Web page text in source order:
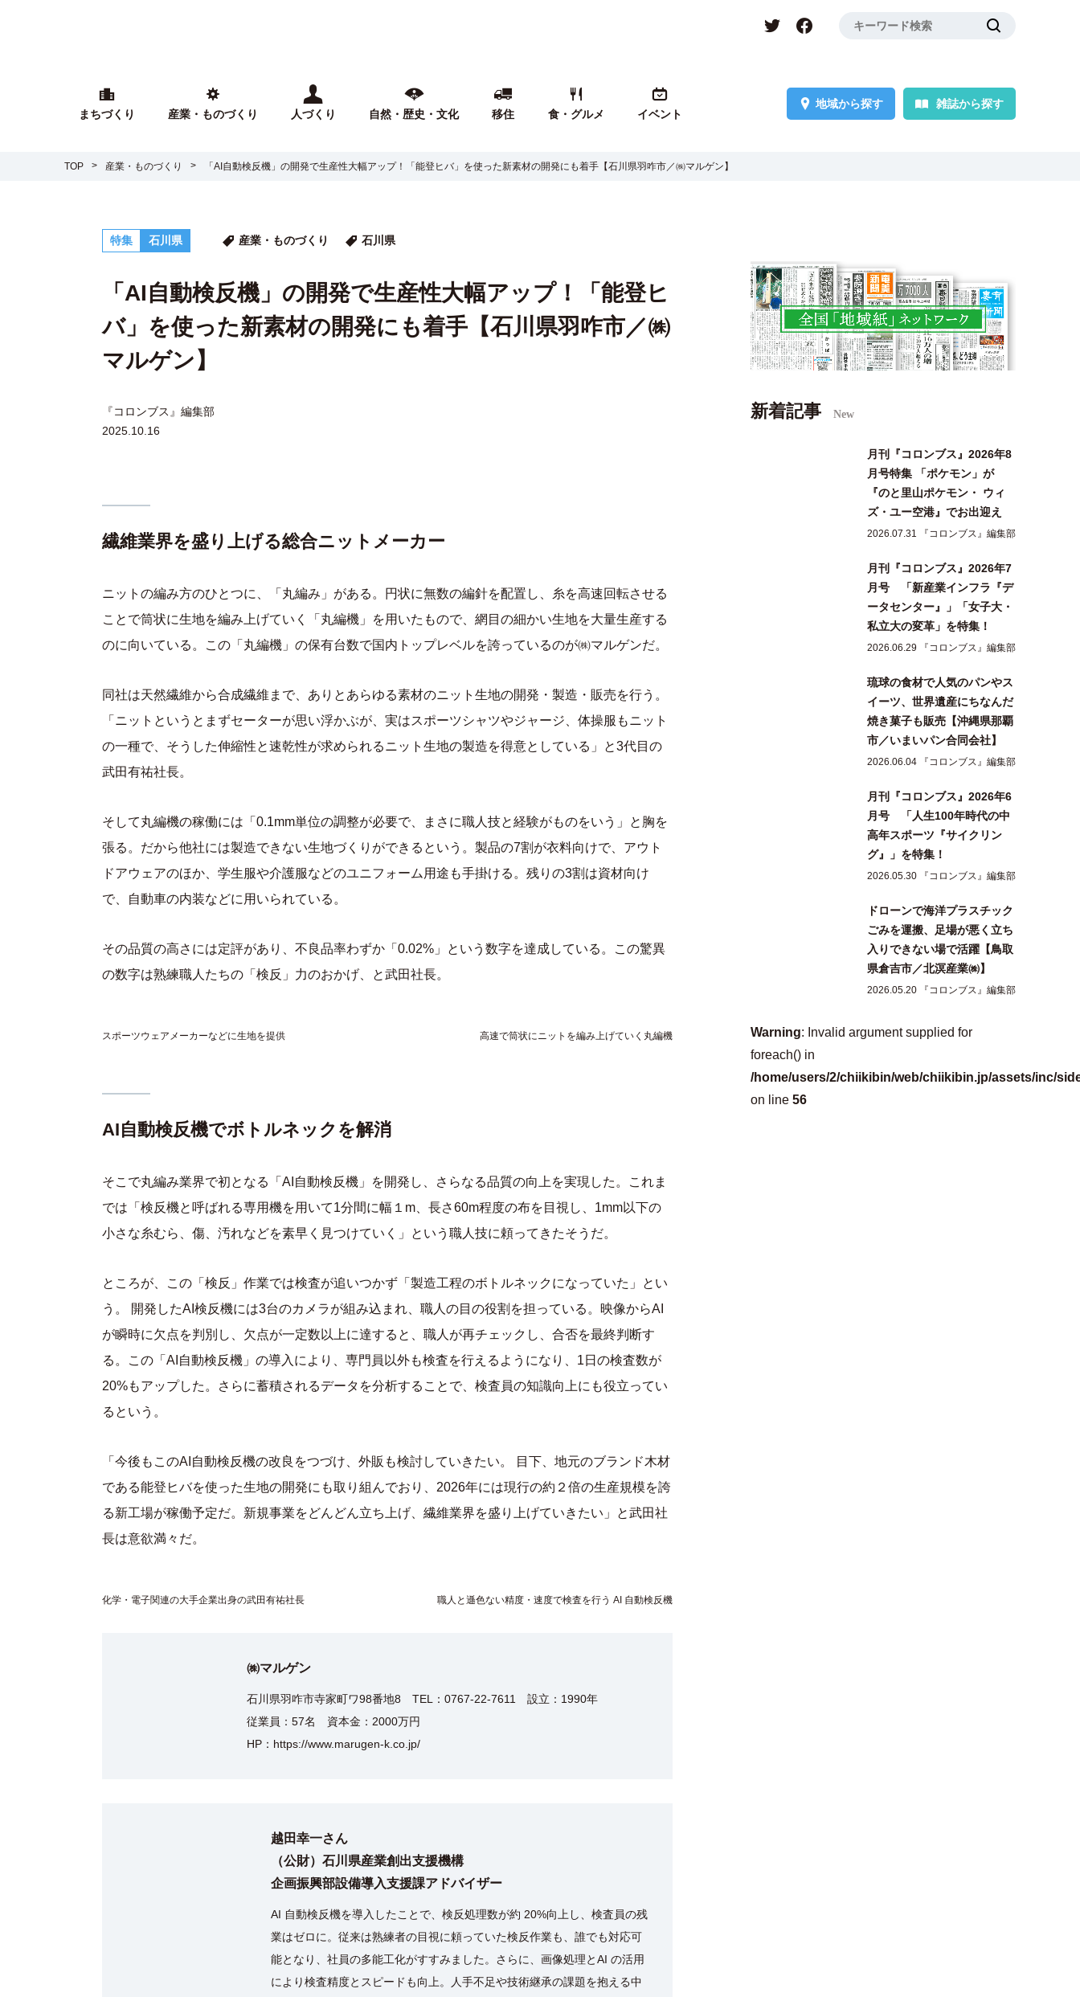
まちづくり 産業・ものづくり 人づくり 自然・歴史・文化 移住 食・グルメ イベント
地域から探す 雑誌から探す
TOP 産業・ものづくり 「AI自動検反機」の開発で生産性大幅アップ！「能登ヒバ」を使った新素材の開発にも着手【石川県羽咋市／㈱マルゲン】
特集 石川県 産業・ものづくり 石川県
「AI自動検反機」の開発で生産性大幅アップ！「能登ヒ
バ」を使った新素材の開発にも着手【石川県羽咋市／㈱
マルゲン】
『コロンブス』編集部
2025.10.16
繊維業界を盛り上げる総合ニットメーカー
ニットの編み方のひとつに、「丸編み」がある。円状に無数の編針を配置し、糸を高速回転させる
ことで筒状に生地を編み上げていく「丸編機」を用いたもので、網目の細かい生地を大量生産する
のに向いている。この「丸編機」の保有台数で国内トップレベルを誇っているのが㈱マルゲンだ。
同社は天然繊維から合成繊維まで、ありとあらゆる素材のニット生地の開発・製造・販売を行う。
「ニットというとまずセーターが思い浮かぶが、実はスポーツシャツやジャージ、体操服もニット
の一種で、そうした伸縮性と速乾性が求められるニット生地の製造を得意としている」と3代目の
武田有祐社長。
そして丸編機の稼働には「0.1mm単位の調整が必要で、まさに職人技と経験がものをいう」と胸を
張る。だから他社には製造できない生地づくりができるという。製品の7割が衣料向けで、アウト
ドアウェアのほか、学生服や介護服などのユニフォーム用途も手掛ける。残りの3割は資材向け
で、自動車の内装などに用いられている。
その品質の高さには定評があり、不良品率わずか「0.02%」という数字を達成している。この驚異
の数字は熟練職人たちの「検反」力のおかげ、と武田社長。
スポーツウェアメーカーなどに生地を提供 高速で筒状にニットを編み上げていく丸編機
AI自動検反機でボトルネックを解消
そこで丸編み業界で初となる「AI自動検反機」を開発し、さらなる品質の向上を実現した。これま
では「検反機と呼ばれる専用機を用いて1分間に幅１m、長さ60m程度の布を目視し、1mm以下の
小さな糸むら、傷、汚れなどを素早く見つけていく」という職人技に頼ってきたそうだ。
ところが、この「検反」作業では検査が追いつかず「製造工程のボトルネックになっていた」とい
う。 開発したAI検反機には3台のカメラが組み込まれ、職人の目の役割を担っている。映像からAI
が瞬時に欠点を判別し、欠点が一定数以上に達すると、職人が再チェックし、合否を最終判断す
る。この「AI自動検反機」の導入により、専門員以外も検査を行えるようになり、1日の検査数が
20%もアップした。さらに蓄積されるデータを分析することで、検査員の知識向上にも役立ってい
るという。
「今後もこのAI自動検反機の改良をつづけ、外販も検討していきたい。 目下、地元のブランド木材
である能登ヒバを使った生地の開発にも取り組んでおり、2026年には現行の約２倍の生産規模を誇
る新工場が稼働予定だ。新規事業をどんどん立ち上げ、繊維業界を盛り上げていきたい」と武田社
長は意欲満々だ。
化学・電子関連の大手企業出身の武田有祐社長 職人と遜色ない精度・速度で検査を行う AI 自動検反機
㈱マルゲン
石川県羽咋市寺家町ワ98番地8 TEL：0767-22-7611 設立：1990年
従業員：57名 資本金：2000万円
HP： https://www.marugen-k.co.jp/
越田幸一さん
（公財）石川県産業創出支援機構
企画振興部設備導入支援課アドバイザー
AI 自動検反機を導入したことで、検反処理数が約 20%向上し、検査員の残
業はゼロに。従来は熟練者の目視に頼っていた検反作業も、誰でも対応可
能となり、社員の多能工化がすすみました。さらに、画像処理とAI の活用
により検査精度とスピードも向上。人手不足や技術継承の課題を抱える中
新着記事 New
月刊『コロンブス』2026年8
月号特集 「ポケモン」が
『のと里山ポケモン・ ウィ
ズ・ユー空港』でお出迎え
2026.07.31 『コロンブス』編集部
月刊『コロンブス』2026年7
月号 「新産業インフラ『デ
ータセンター』」「女子大・
私立大の変革」を特集！
2026.06.29 『コロンブス』編集部
琉球の食材で人気のパンやス
イーツ、世界遺産にちなんだ
焼き菓子も販売【沖縄県那覇
市／いまいパン合同会社】
2026.06.04 『コロンブス』編集部
月刊『コロンブス』2026年6
月号 「人生100年時代の中
高年スポーツ『サイクリン
グ』」を特集！
2026.05.30 『コロンブス』編集部
ドローンで海洋プラスチック
ごみを運搬、足場が悪く立ち
入りできない場で活躍【鳥取
県倉吉市／北溟産業㈱】
2026.05.20 『コロンブス』編集部
Warning: Invalid argument supplied for
foreach() in
/home/users/2/chiikibin/web/chiikibin.jp/assets/inc/
on line 56